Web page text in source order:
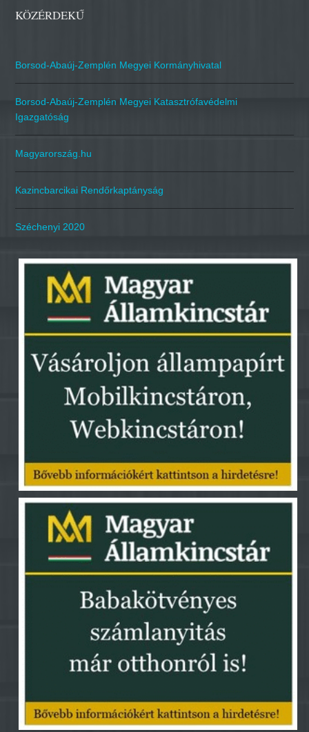
KÖZÉRDEKŰ
Borsod-Abaúj-Zemplén Megyei Kormányhivatal
Borsod-Abaúj-Zemplén Megyei Katasztrófavédelmi
Igazgatóság
Magyarország.hu
Kazincbarcikai Rendőrkaptányság
Széchenyi 2020